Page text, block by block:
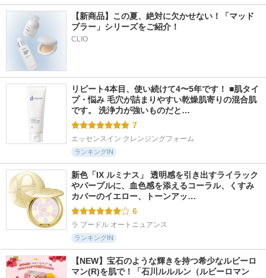
【新商品】この夏、絶対に欠かせない！「マッド
ブラー」シリーズをご紹介！
CLIO
リピート4本目、使い続けて4〜5年です！ ■肌タイ
プ・悩み 毛穴が詰まりやすい乾燥肌寄りの混合肌
です。 洗浄力が強いものだと…
7
エッセンスイン クレンジングフォーム
ランキングIN
新色「IX ルミナス」 透明感を引き出すライラック
やパープルに、血色感を添えるコーラル、くすみ
カバーのイエロー、トーンアッ…
6
ラ プードル オートニュアンス
ランキングIN
【NEW】宝石のような輝きを持つ希少なルビーロ
マン(R)を肌で！「石川ルルルン（ルビーロマン